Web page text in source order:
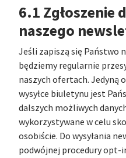
6.1
naszego
Jeśli zapiszą się Państwo
będziemy regularnie
naszych ofertach. Jedyną
wysyłce biuletynu jest
dalszych możliwych
wykorzystywane w celu
osobiście. Do wysyłania
podwójnej procedury opt-